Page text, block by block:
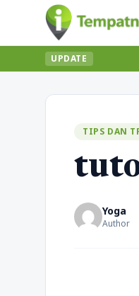
UPDATE
TIPS DAN
Yoga
Author